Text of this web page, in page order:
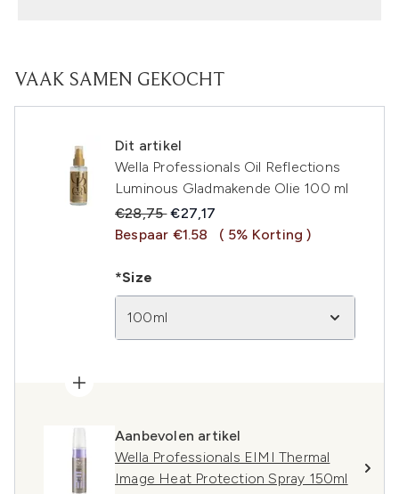
VAAK SAMEN GEKOCHT
Dit artikel
Wella Professionals Oil Reflections
Luminous Gladmakende Olie 100 ml
Recommended Retail Price:
€28,75Huidige prijs:
€27,17
Bespaar €1.58
( 5% Korting )
*Size
100ml
Aanbevolen artikel
Wella Professionals EIMI Thermal
Image Heat Protection Spray 150ml